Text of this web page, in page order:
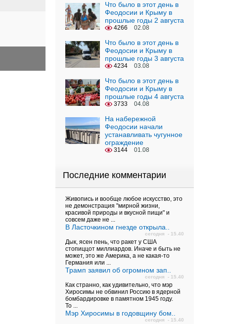
Что было в этот день в
Феодосии и Крыму в
прошлые годы 2 августа
4266 02.08
Что было в этот день в
Феодосии и Крыму в
прошлые годы 3 августа
4234 03.08
Что было в этот день в
Феодосии и Крыму в
прошлые годы 4 августа
3733 04.08
На набережной
Феодосии начали
устанавливать чугунное
ограждение
3144 01.08
Последние комментарии
Живопись и вообще любое искусство, это
не демонстрация "мирной жизни,
красивой природы и вкусной пищи" и
совсем даже не ...
В Ласточкином гнезде открыла..
сегодня - 15.40
Дык, ясен пень, что ракет у США
стопиццот миллиардов. Иначе и быть не
может, это же Америка, а не какая-то
Германия или ...
Трамп заявил об огромном зап..
сегодня - 15.40
Как странно, как удивительно, что мэр
Хиросимы не обвинил Россию в ядерной
бомбардировке в памятном 1945 году.
То ...
Мэр Хиросимы в годовщину бом..
сегодня - 15.40